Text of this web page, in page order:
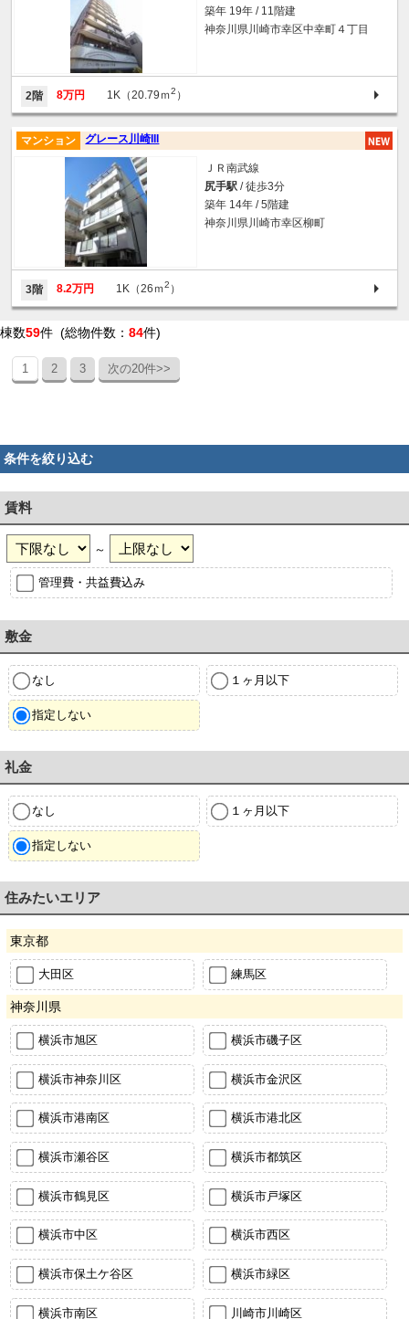
築年 19年 / 11階建
神奈川県川崎市幸区中幸町４丁目
2階 8万円 1K（20.79ｍ2 ）
グレース川崎III
マンション
ＪＲ南武線
尻手駅 / 徒歩3分
築年 14年 / 5階建
神奈川県川崎市幸区柳町
3階 8.2万円 1K（26ｍ2 ）
棟数59件 (総物件数： 84件)
1 2 3 次の20件>>
条件を絞り込む
賃料
～
管理費・共益費込み
敷金
なし １ヶ月以下
指定しない
礼金
なし １ヶ月以下
指定しない
住みたいエリア
東京都
大田区 練馬区
神奈川県
横浜市旭区 横浜市磯子区
横浜市神奈川区 横浜市金沢区
横浜市港南区 横浜市港北区
横浜市瀬谷区 横浜市都筑区
横浜市鶴見区 横浜市戸塚区
横浜市中区 横浜市西区
横浜市保土ケ谷区 横浜市緑区
横浜市南区 川崎市川崎区